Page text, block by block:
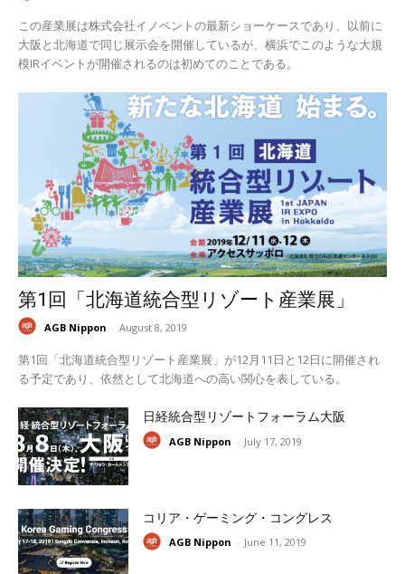
この産業展は株式会社イノベントの最新ショーケースであり、以前に
大阪と北海道で同じ展示会を開催しているが、横浜でこのような大規
模IRイベントが開催されるのは初めてのことである。
第1回「北海道統合型リゾート産業展」
AGB Nippon - August 8, 2019
第1回「北海道統合型リゾート産業展」が12月11日と12日に開催され
る予定であり、依然として北海道への高い関心を表している。
日経統合型リゾートフォーラム大阪
AGB Nippon - July 17, 2019
コリア・ゲーミング・コングレス
AGB Nippon - June 11, 2019